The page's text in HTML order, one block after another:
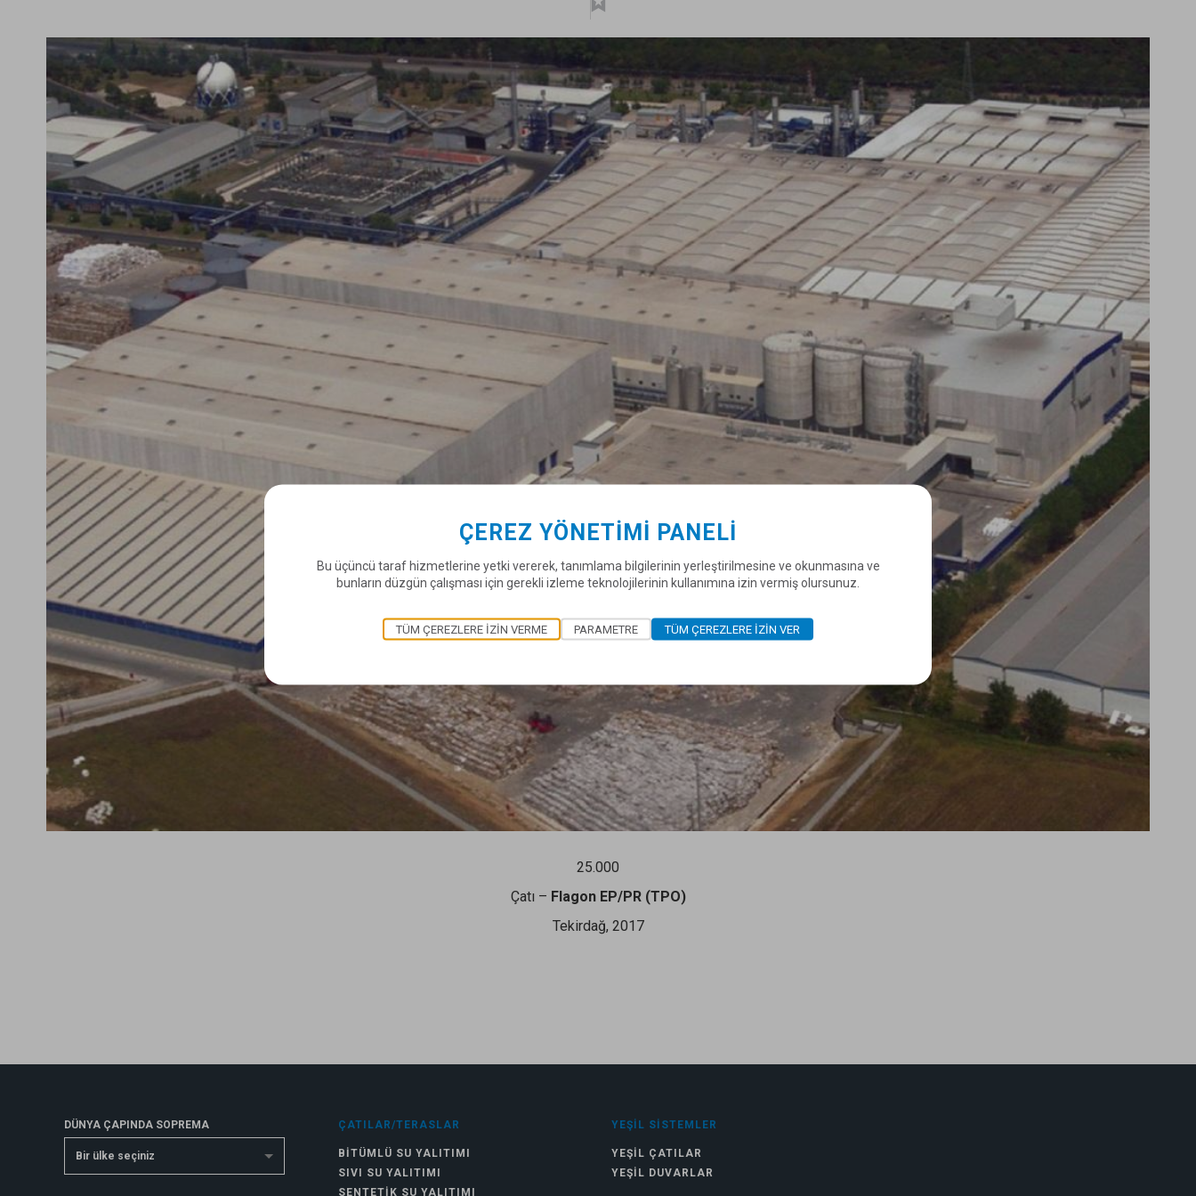
25.000
Çatı – Flagon EP/PR (TPO)
Tekirdağ, 2017
DÜNYA ÇAPINDA SOPREMA
Bir ülke seçiniz
ÇATILAR/TERASLAR
BITÜMLÜ SU YALITIMI
SIVI SU YALITIMI
SENTETIK SU YALITIMI
YEŞIL SISTEMLER
YEŞIL ÇATILAR
YEŞIL DUVARLAR
ÇEREZ YÖNETIMI PANELI
Bu üçüncü taraf hizmetlerine yetki vererek, tanımlama bilgilerinin yerleştirilmesine ve okunmasına ve
bunların düzgün çalışması için gerekli izleme teknolojilerinin kullanımına izin vermiş olursunuz.
TÜM ÇEREZLERE IZIN VERME PARAMETRE TÜM ÇEREZLERE IZIN VER